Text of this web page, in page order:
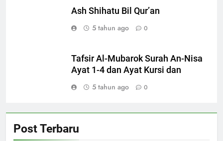
Ash Shihatu Bil Qur’an
5 tahun ago
0
Tafsir Al-Mubarok Surah An-Nisa
Ayat 1-4 dan Ayat Kursi dan
5 tahun ago
0
Post Terbaru